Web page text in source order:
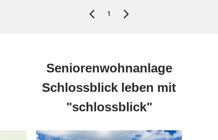
1
Seniorenwohnanlage
Schlossblick leben mit
"schlossblick"